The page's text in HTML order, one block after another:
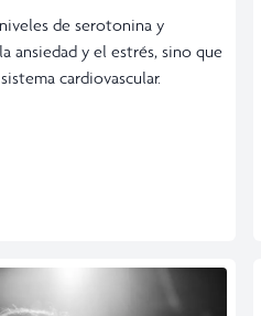
de serotonina y
ansiedad y el estrés, sino que
cardiovascular.